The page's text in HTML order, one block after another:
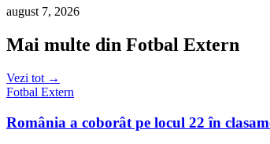
august 7, 2026
Mai multe din Fotbal Extern
Vezi tot →
Fotbal Extern
România a coborât pe locul 22 în